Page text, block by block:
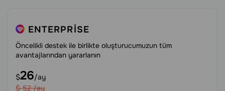
ENTERPRISE
Öncelikli destek ile birlikte oluşturucumuzun tüm
avantajlarından yararlanın
$26/ay
$52/ay